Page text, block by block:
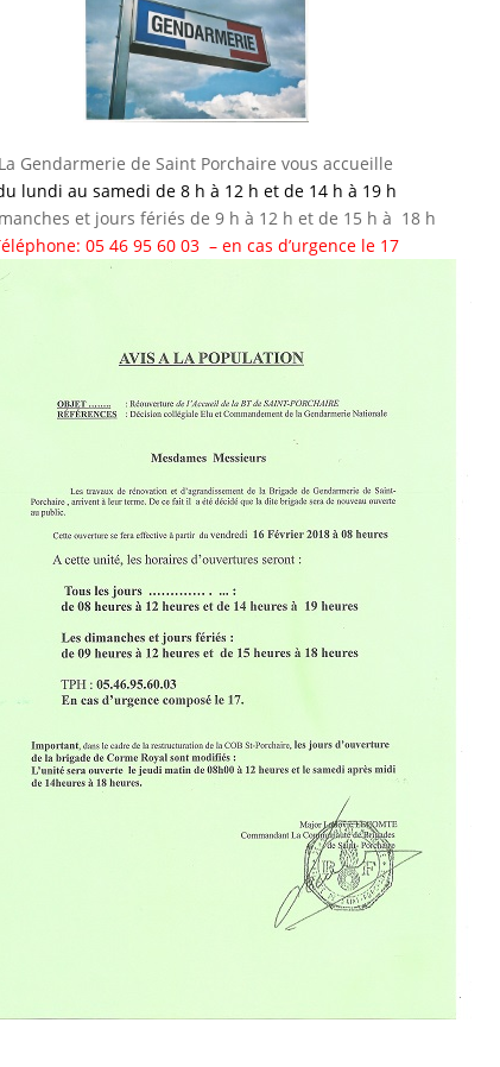
La Gendarmerie de Saint Porchaire vous accueille
lundi au samedi de 8 h à 12 h et de 14 h à 19 h
et jours fériés de 9 h à 12 h et de 15 h à 18 h
05 46 95 60 03 – en cas d’urgence le 17